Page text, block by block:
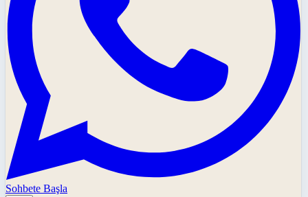
Sohbete Başla